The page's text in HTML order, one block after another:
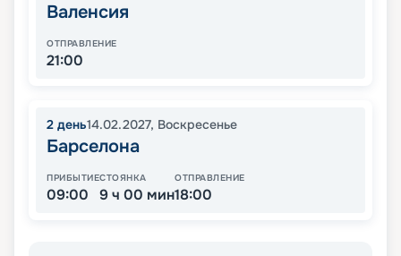
Валенсия
ОТПРАВЛЕНИЕ
21:00
2 день14.02.2027, Воскресенье
Барселона
ПРИБЫТИЕ
09:00
СТОЯНКА
9 ч 00 мин
ОТПРАВЛЕНИЕ
18:00